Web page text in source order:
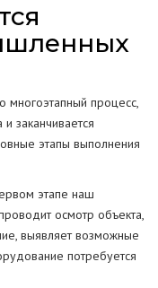
процесс,
заканчивается
этапы выполнения
этапе наш
осмотр объекта,
выявляет возможные
потребуется